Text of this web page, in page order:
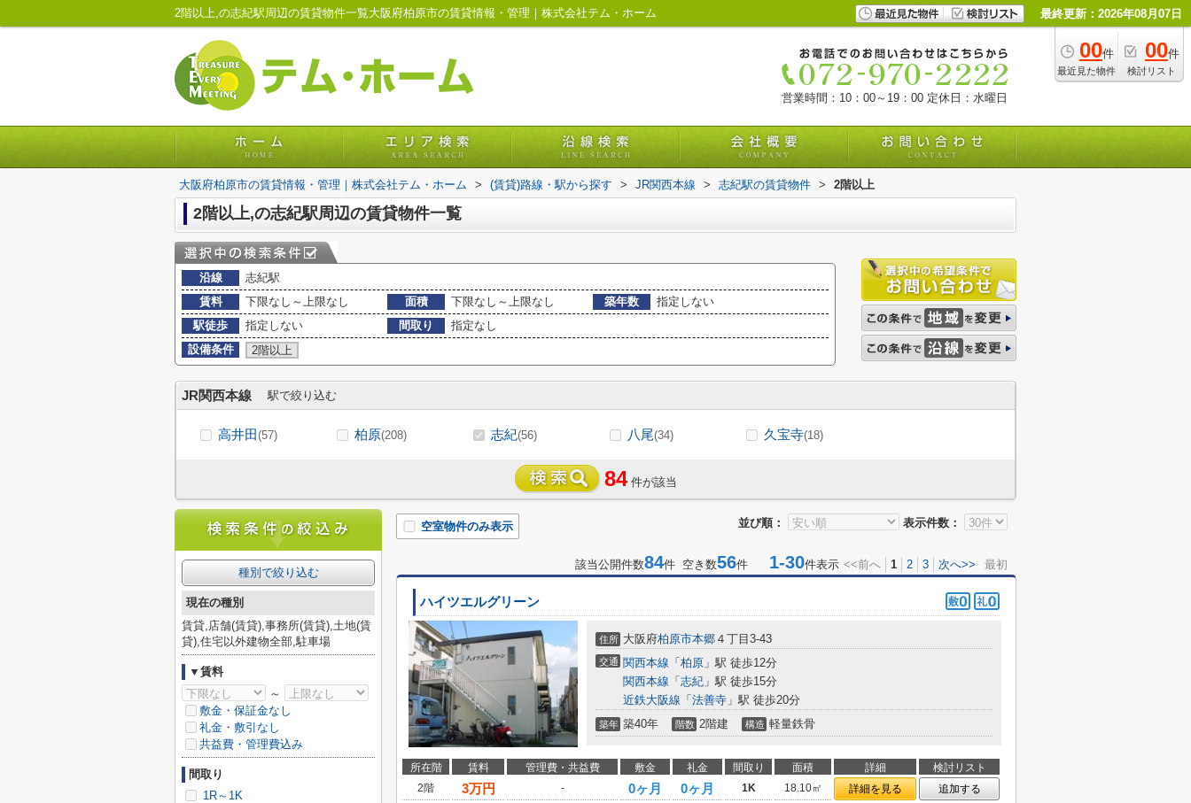
2階以上,の志紀駅周辺の賃貸物件一覧大阪府柏原市の賃貸情報・管理｜株式会社テム・ホーム 最終更新：2026年08月07日
00件
最近見た物件
00件
検討リスト
営業時間：10：00～19：00 定休日：水曜日
大阪府柏原市の賃貸情報・管理｜株式会社テム・ホーム > (賃貸)路線・駅から探す > JR関西本線 > 志紀駅の賃貸物件 > 2階以上
2階以上,の志紀駅周辺の賃貸物件一覧
沿線
志紀駅
賃料
下限なし～上限なし 面積 下限なし～上限なし 築年数
指定しない
駅徒歩
指定しない 間取り
指定なし
設備条件
2階以上
JR関西本線 駅で絞り込む
高井田(57) 柏原(208) 志紀(56) 八尾(34) 久宝寺(18)
84 件が該当
並び順： 表示件数：
空室物件のみ表示
該当公開件数84件 空き数56件 1-30件表示 <<前へ 1 2 3 次へ>> 最初
ハイツエルグリーン
住所 大阪府柏原市本郷 ４丁目3-43
交通 関西本線 「 柏原 」駅 徒歩12分
関西本線 「 志紀 」駅 徒歩15分
近鉄大阪線 「 法善寺 」駅 徒歩20分
築年 築40年 階数 2階建 構造 軽量鉄骨
所在階 賃料 管理費・共益費 敷金 礼金 間取り 面積 詳細
検討リスト
2階
3万円 - 0ヶ月 0ヶ月 1K 18.10㎡ 詳細を見る 追加する
種別で絞り込む
現在の種別
賃貸,店舗(賃貸),事務所(賃貸),土地(賃
貸),住宅以外建物全部,駐車場
▼賃料
～
敷金・保証金なし
礼金・敷引なし
共益費・管理費込み
間取り
1R～1K